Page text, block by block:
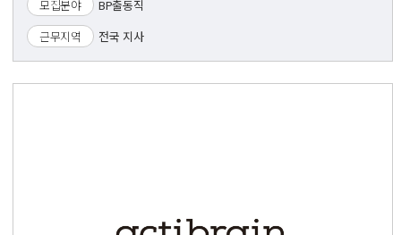
모집분야
BP출동직
근무지역
전국 지사